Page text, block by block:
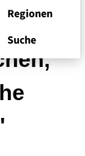
Regionen
Suche